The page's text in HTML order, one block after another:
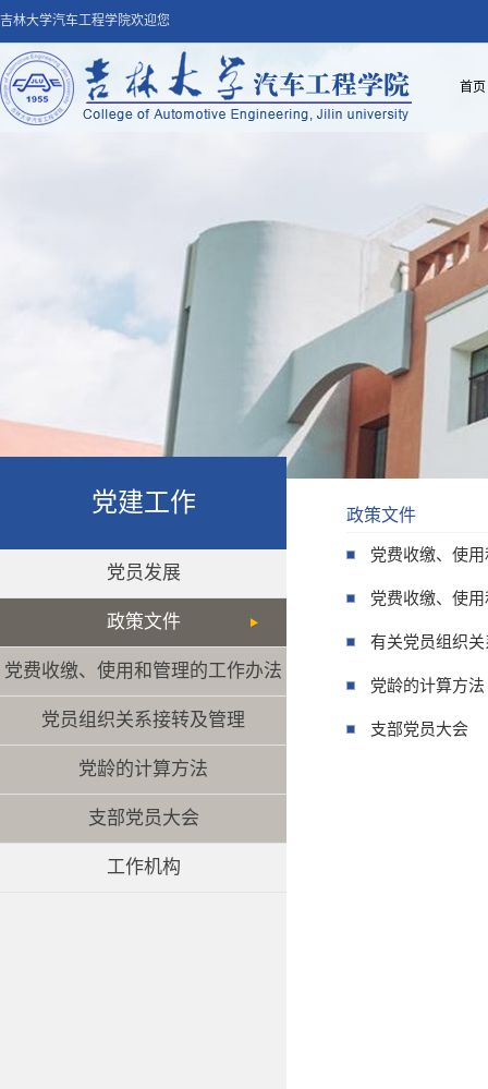
吉林大学汽车工程学院欢迎您
首页
党建工作
党员发展
政策文件
党费收缴、使用和管理的工作办法
党员组织关系接转及管理
党龄的计算方法
支部党员大会
工作机构
政策文件
党费收缴、使
党费收缴、使
有关党员组织
党龄的计算方法
支部党员大会